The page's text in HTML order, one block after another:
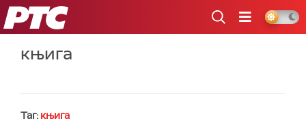
РТС
књига
Таг: књига